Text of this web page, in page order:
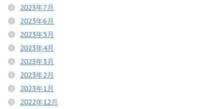
2023年7月
2023年6月
2023年5月
2023年4月
2023年3月
2023年2月
2023年1月
2022年12月